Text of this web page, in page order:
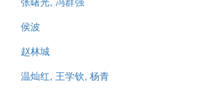
侯波
赵林城
温灿红, 王学钦, 杨青